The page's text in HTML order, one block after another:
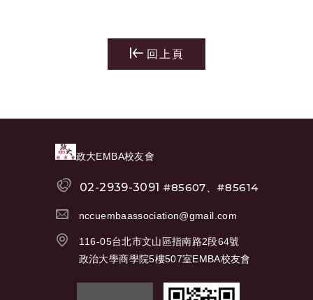
回上頁
政大EMBA校友會
02-2939-3091 #85607、#85614
nccuembaassociation@gmail.com
116-05台北市文山區指南路2段64號
政治大學商學院5樓507室EMBA校友會